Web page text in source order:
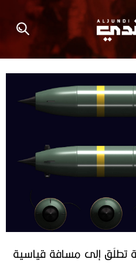
تطلَق إلى مسافة قياسية